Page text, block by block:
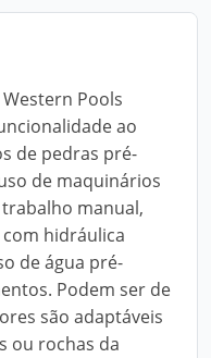
Pools
ao
de pedras pré-
de maquinários
manual,
hidráulica
de água pré-
Podem ser de
são adaptáveis
ou rochas da